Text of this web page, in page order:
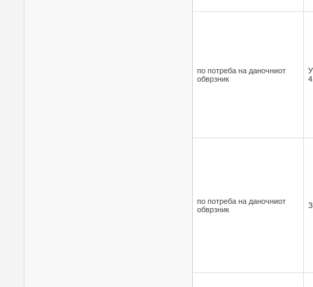
по потреба на даночниот
обврзник
по потреба на даночниот
обврзник